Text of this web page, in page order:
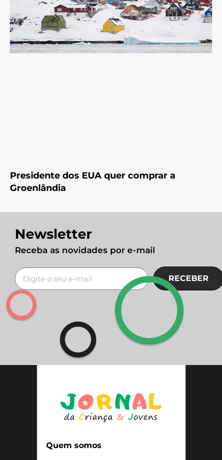
Presidente dos EUA quer comprar a
Groenlândia
Newsletter
Receba as novidades por e-mail
RECEBER
Quem somos